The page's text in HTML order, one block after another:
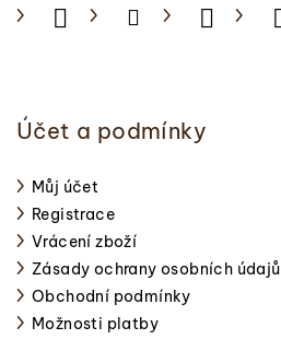
Účet a podmínky
Můj účet
Registrace
Vrácení zboží
Zásady ochrany osobních údajů
Obchodní podmínky
Možnosti platby